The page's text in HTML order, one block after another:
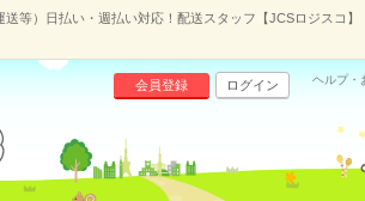
等）日払い・週払い対応！配送スタッフ【JCSロジスコ】
会員登録 ログイン ヘルプ・